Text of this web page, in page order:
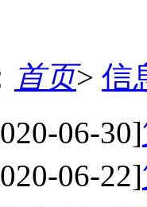
首页> 信
06-30]
06-22]